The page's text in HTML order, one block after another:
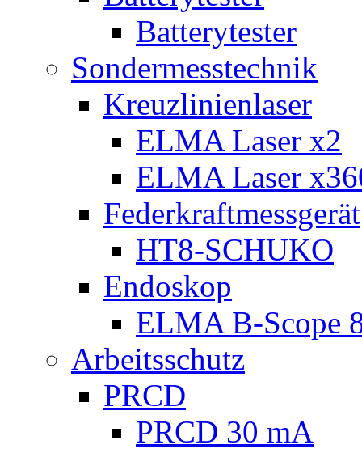
Batterytester
Sondermesstechnik
Kreuzlinienlaser
ELMA Laser x2
ELMA Laser
Federkraftmessgerät
HT8-SCHUKO
Endoskop
ELMA B-Scope
Arbeitsschutz
PRCD
PRCD 30 mA